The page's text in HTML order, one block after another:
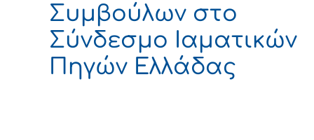
Συμβούλων στο
Σύνδεσμο Ιαματικών
Πηγών Ελλάδας